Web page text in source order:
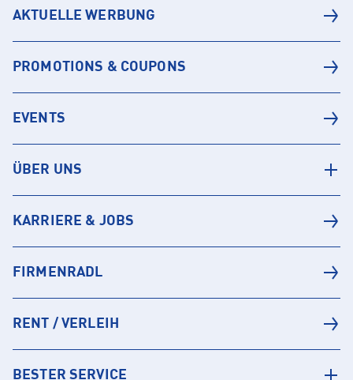
AKTUELLE WERBUNG
PROMOTIONS & COUPONS
EVENTS
ÜBER UNS
KARRIERE & JOBS
FIRMENRADL
RENT / VERLEIH
BESTER SERVICE